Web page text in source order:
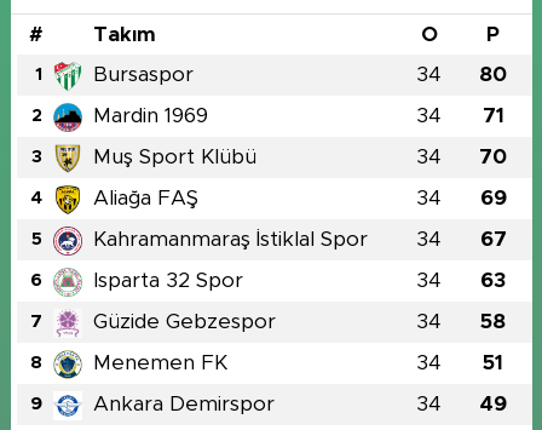
# Takım O P
1 Bursaspor 34 80
2 Mardin 1969 34 71
3 Muş Sport Klübü 34 70
4 Aliağa FAŞ 34 69
5 Kahramanmaraş İstiklal Spor 34 67
6 Isparta 32 Spor 34 63
7 Güzide Gebzespor 34 58
8 Menemen FK 34 51
9 Ankara Demirspor 34 49